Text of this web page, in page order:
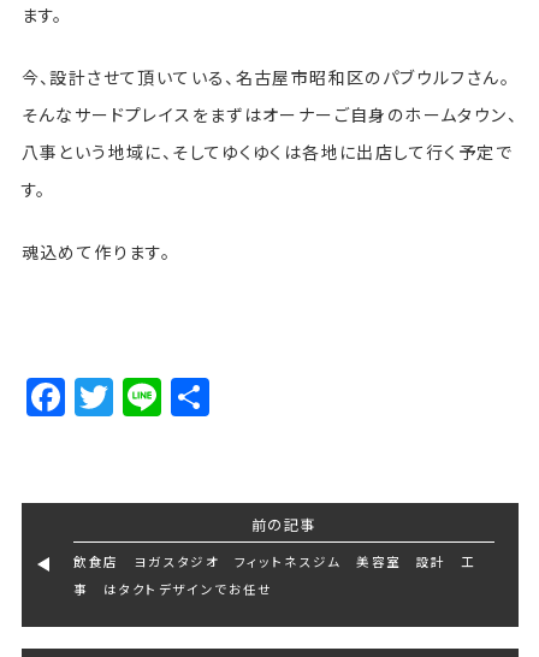
ます。
今、設計させて頂いている、名古屋市昭和区のパブウルフさん。
そんなサードプレイスをまずはオーナーご自身のホームタウン、
八事という地域に、そしてゆくゆくは各地に出店して行く予定で
す。
魂込めて作ります。
Facebook
Twitter
LineShare
前の記事
飲食店 ヨガスタジオ フィットネスジム 美容室 設計 工
事 はタクトデザインでお任せ